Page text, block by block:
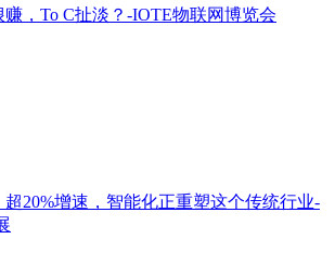
赚，To C扯淡？-IOTE物联网博览会
超20%增速，智能化正重塑这个传统行业-